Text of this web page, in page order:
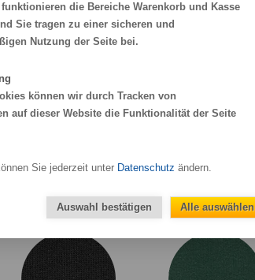
oder besticken lassen!
Ihren eigenen Stanley/Stella
Druck- oder Stickqualität
Ihren Verein oder als
Wahl für individuelle
die Bereiche Warenkorb und Kasse
Sie tragen zu einer sicheren und
Nutzung der Seite bei.
können wir durch Tracken von
auf dieser Website die Funktionalität der Seite
Sie jederzeit unter Datenschutz ändern.
Alle auswählen
Auswahl bestätigen